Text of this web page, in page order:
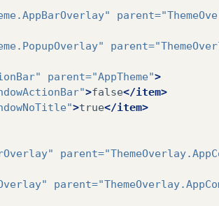
parent=
parent=
parent="AppTheme">
>false</item>
>true</item>
parent=
parent=